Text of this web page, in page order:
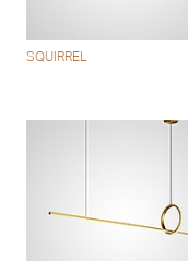
SQUIRREL